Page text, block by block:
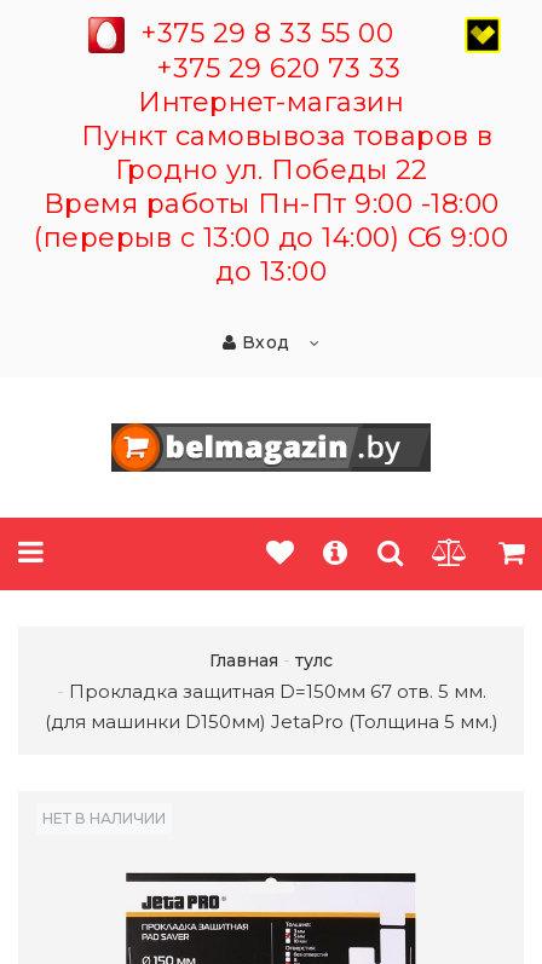
+375 29 8 33 55 00
+375 29 620 73 33
Интернет-магазин
Пункт самовывоза товаров в
Гродно ул. Победы 22
Время работы Пн-Пт 9:00 -18:00
(перерыв с 13:00 до 14:00) Сб 9:00
до 13:00
Вход
Главная тулс
Прокладка защитная D=150мм 67 отв. 5 мм.
(для машинки D150мм) JetaPro (Толщина 5 мм.)
НЕТ В НАЛИЧИИ